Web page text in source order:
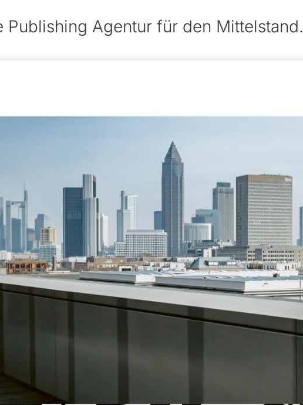
Publishing Agentur für den Mittelstand.